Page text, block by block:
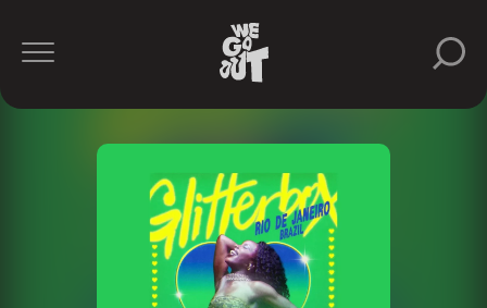
Vibrahttps://www.instagram.com/vibra.grupo/